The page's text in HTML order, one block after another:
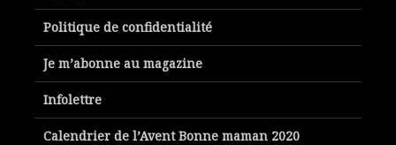
Politique de confidentialité
Je m’abonne au magazine
Infolettre
Calendrier de l’Avent Bonne maman 2020